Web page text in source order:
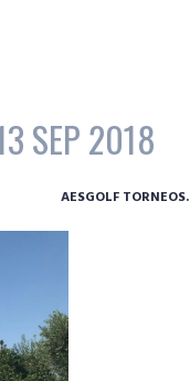
SEP 2018
AESGOLF TORNEOS.